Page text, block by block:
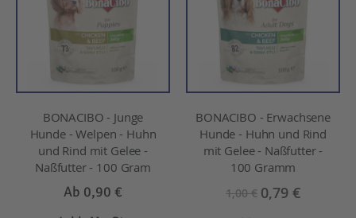
BONACIBO - Junge
Hunde - Welpen - Huhn
und Rind mit Gelee -
Naßfutter - 100 Gram
Ab 0,90 €
BONACIBO - Erwachsene
Hunde - Huhn und Rind
mit Gelee - Naßfutter -
100 Gramm
1,00 € 0,79 €